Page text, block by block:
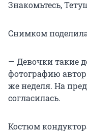
Знакомьтесь,
Снимком
— Девочки такие
фотографию
же неделя. На
согласилась.
Костюм